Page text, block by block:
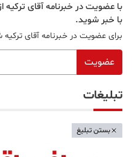
با عضویت در خبرنامه آقای ترکیه
با خبر شوید.
برای عضویت در خبرنامه آقای ترکیه
عضویت
تبلیغات
بستن تبلیغ